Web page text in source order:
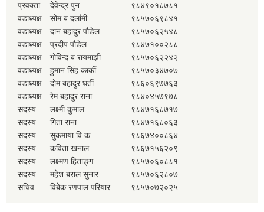
प्रवक्ता
देवेन्द्र पुन
९८४९०१८७८१
वडाध्यक्ष
सोम ब दर्लामी
९८५७०६९८४१
वडाध्यक्ष
दान बहादुर पौडेल
९८५७०६२५४८
वडाध्यक्ष
प्रदीप पौडेल
९८४७१००२८८
वडाध्यक्ष
गोविन्द ब रायमाझी
९८५७०६२२४२
वडाध्यक्ष
हुमान सिंह कार्की
९८५७०३४७०७
वडाध्यक्ष
दोम बहादुर घर्ती
९८६०६९७७६३
वडाध्यक्ष
रेम बहादुर राना
९८४०४५७९७८
सदस्य
लक्ष्मी कुमाल
९८४७१६८७१७
सदस्य
गिता राना
९८४७१६८०६३
सदस्य
सुकमाया वि.क.
९८६७४००८६४
सदस्य
कविता खनाल
९८६७१५६२०९
सदस्य
लक्ष्मण हिताङ्ग
९८५७०६०८८१
सदस्य
महेश बराल सुनार
९८५७०६२८०७
सचिव
विबेक रणपाल परियार ९८५७०७२०२५